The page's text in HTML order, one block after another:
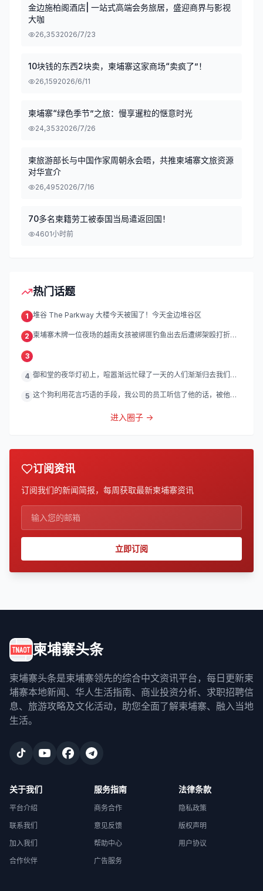
金边施柏阁酒店| 一站式高端会务旅居，盛迎商界与影视
大咖
26,3532026/7/23
10块钱的东西2块卖，柬埔寨这家商场“卖疯了”！
26,1592026/6/11
柬埔寨“绿色季节”之旅：慢享暹粒的惬意时光
24,3532026/7/26
柬旅游部长与中国作家周朝永会晤，共推柬埔寨文旅资源
对华宣介
26,4952026/7/16
70多名柬籍劳工被泰国当局遣返回国！
4601小时前
热门话题
1 堆谷 The Parkway 大楼今天被围了！今天金边堆谷区
2 柬埔寨木牌一位夜场的越南女孩被绑匪钓鱼出去后遭绑架殴打折
3
4 御和堂的夜华灯初上，喧嚣渐远忙碌了一天的人们渐渐归去我们的
5 这个狗利用花言巧语的手段，我公司的员工听信了他的话，被他带
进入圈子 →
订阅资讯
订阅我们的新闻简报，每周获取最新柬埔寨资讯
立即订阅
柬埔寨头条
柬埔寨头条是柬埔寨领先的综合中文资讯平台，每日更新柬
埔寨本地新闻、华人生活指南、商业投资分析、求职招聘信
息、旅游攻略及文化活动，助您全面了解柬埔寨、融入当地
生活。
关于我们
平台介绍
联系我们
加入我们
合作伙伴
服务指南
商务合作
意见反馈
帮助中心
广告服务
法律条款
隐私政策
版权声明
用户协议